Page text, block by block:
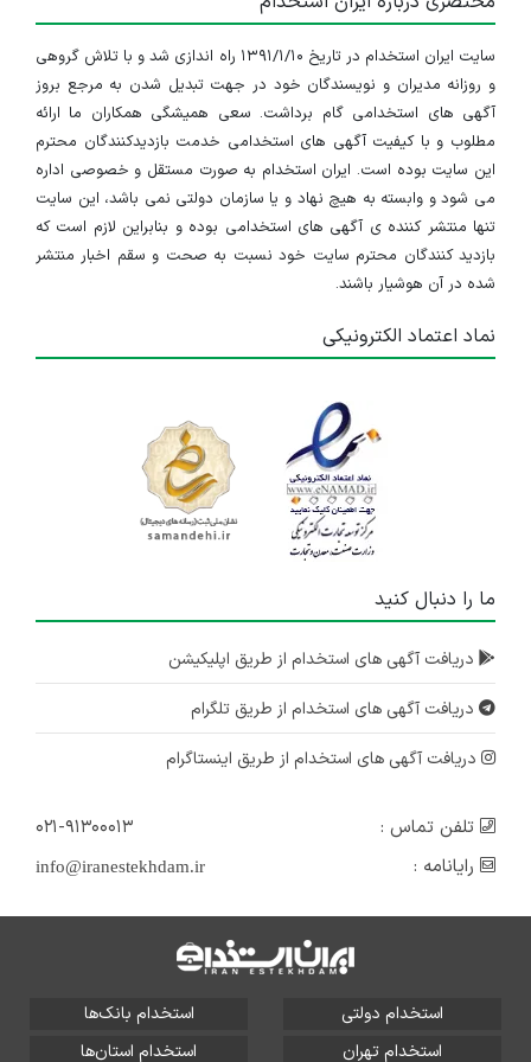
سایت ایران استخدام در تاریخ ۱۳۹۱/۱/۱۰ راه اندازی شد و با تلاش گروهی
و روزانه مدیران و نویسندگان خود در جهت تبدیل شدن به مرجع بروز
آگهی های استخدامی گام برداشت. سعی همیشگی همکاران ما ارائه
مطلوب و با کیفیت آگهی های استخدامی خدمت بازدیدکنندگان محترم
این سایت بوده است. ایران استخدام به صورت مستقل و خصوصی اداره
می شود و وابسته به هیچ نهاد و یا سازمان دولتی نمی باشد، این سایت
تنها منتشر کننده ی آگهی های استخدامی بوده و بنابراین لازم است که
بازدید کنندگان محترم سایت خود نسبت به صحت و سقم اخبار منتشر
شده در آن هوشیار باشند.
نماد اعتماد الکترونیکی
ما را دنبال کنید
دریافت آگهی های استخدام از طریق اپلیکیشن
دریافت آگهی های استخدام از طریق تلگرام
دریافت آگهی های استخدام از طریق اینستاگرام
تلفن تماس :
۰۲۱-۹۱۳۰۰۰۱۳
رایانامه :
info@iranestekhdam.ir
استخدام دولتی
استخدام بانک‌ها
استخدام تهران
استخدام استان‌ها